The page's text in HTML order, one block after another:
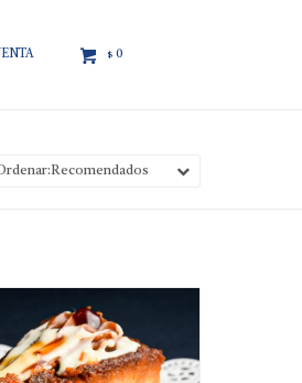
$ 0
Recomendados